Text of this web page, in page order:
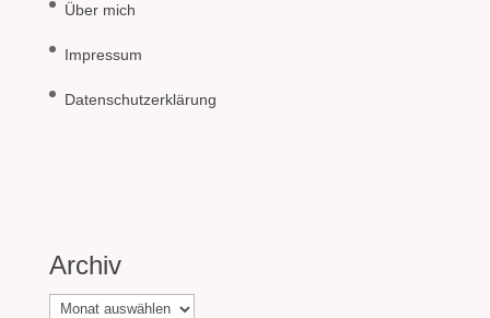
Über mich
Impressum
Datenschutzerklärung
Archiv
Archiv